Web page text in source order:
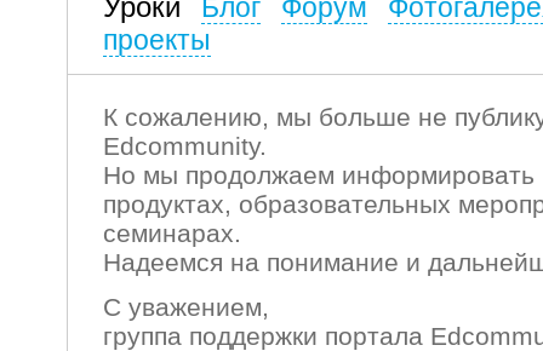
Уроки Блог Форум
проекты
К сожалению, мы больше не
Edcommunity.
Но мы продолжаем информировать
продуктах, образовательных
семинарах.
Надеемся на понимание и
С уважением,
группа поддержки портала